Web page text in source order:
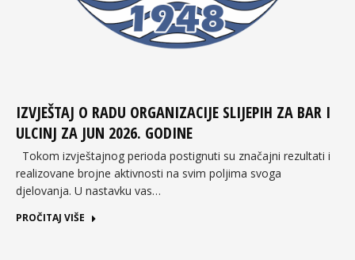
IZVJEŠTAJ O RADU ORGANIZACIJE SLIJEPIH ZA BAR I
ULCINJ ZA JUN 2026. GODINE
Tokom izvještajnog perioda postignuti su značajni rezultati i
realizovane brojne aktivnosti na svim poljima svoga
djelovanja. U nastavku vas…
PROČITAJ VIŠE